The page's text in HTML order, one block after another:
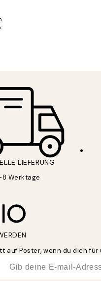
LIEFERUNG
8 Werktage
auf Poster, wenn du dich